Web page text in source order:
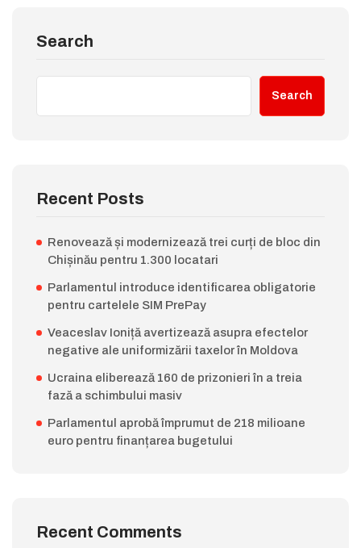
Search
Search
Recent Posts
Renovează și modernizează trei curți de bloc din
Chișinău pentru 1.300 locatari
Parlamentul introduce identificarea obligatorie
pentru cartelele SIM PrePay
Veaceslav Ioniță avertizează asupra efectelor
negative ale uniformizării taxelor în Moldova
Ucraina eliberează 160 de prizonieri în a treia
fază a schimbului masiv
Parlamentul aprobă împrumut de 218 milioane
euro pentru finanțarea bugetului
Recent Comments